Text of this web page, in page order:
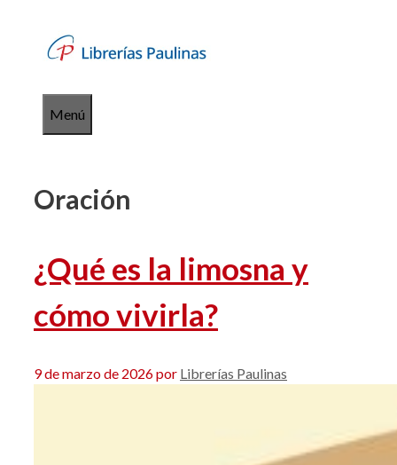
contenido
Menú
Oración
¿Qué es la limosna y
cómo vivirla?
9 de marzo de 2026por Librerías Paulinas